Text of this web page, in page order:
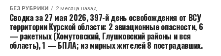
БЕЗ РУБРИКИ 2 месяца назад
Сводка за 27 мая 2026, 397-й день освобождения от ВСУ
территории Курской области: 2 авиационные опасности, 6
— ракетных (Хомутовский, Глушковский районы и вся
область), 1 — БПЛА; из мирных жителей 8 пострадавших.